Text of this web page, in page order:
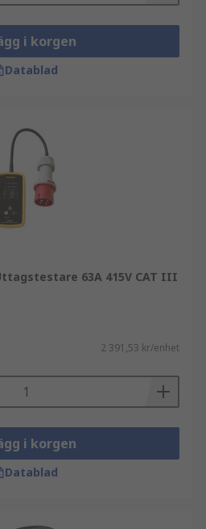
i korgen
Datablad
63A 415V CAT III
2 391,53 kr/enhet
i korgen
Datablad